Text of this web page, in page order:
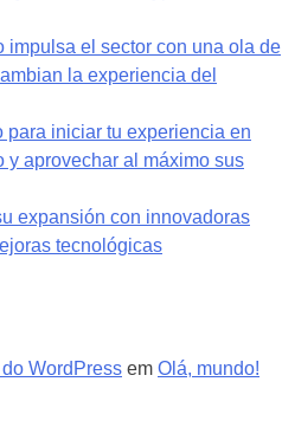
impulsa el sector con una ola de
la experiencia del
para iniciar tu experiencia en
y aprovechar al máximo sus
expansión con innovadoras
tecnológicas
WordPress em Olá, mundo!